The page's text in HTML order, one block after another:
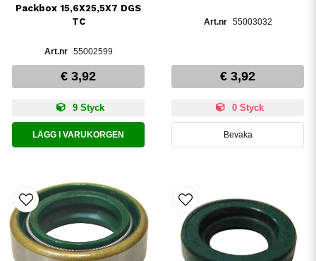
Packbox 15,6X25,5X7 DGS
TC
55002599
€ 3,92
9 Styck
LÄGG I VARUKORGEN
55003032
€ 3,92
0 Styck
Bevaka